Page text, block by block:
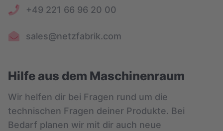
+49 221 66 96 20 00
sales@netzfabrik.com
Hilfe aus dem Maschinenraum
Wir helfen dir bei Fragen rund um die
technischen Fragen deiner Produkte. Bei
Bedarf planen wir mit dir auch neue